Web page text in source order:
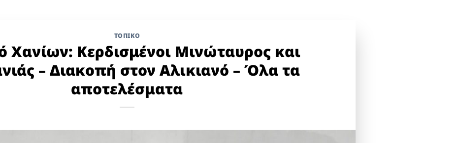
ΤΟΠΙΚΌ
Χανίων: Κερδισμένοι Μινώταυρος και
– Διακοπή στον Αλικιανό – Όλα τα
αποτελέσματα